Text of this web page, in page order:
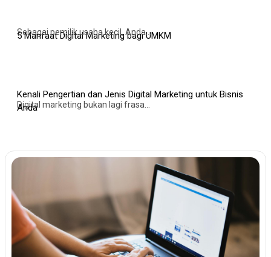
5 Manfaat Digital Marketing bagi UMKM
Sebagai pemilik usaha kecil, Anda...
Kenali Pengertian dan Jenis Digital Marketing untuk Bisnis
Anda
Digital marketing bukan lagi frasa...